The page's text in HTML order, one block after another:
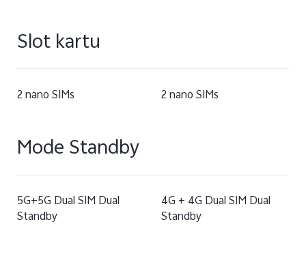
Slot kartu
2 nano SIMs 2 nano SIMs
Mode Standby
5G+5G Dual SIM Dual
Standby
4G + 4G Dual SIM Dual
Standby